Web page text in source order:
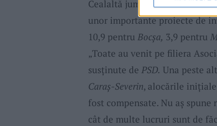
Cealaltă jumătate din bani,
unor importante proiecte de
10,9 pentru Bocșa, 3,9 pentru
„Toate au venit pe filiera
susținute de PSD. Una peste
Caraș-Severin, alocările
fost compensate. Nu aș
cât de multe lucruri sunt de